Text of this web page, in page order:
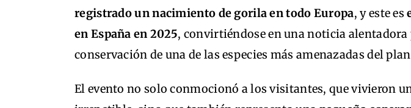
registrado un nacimiento de gorila en todo Europa, y este es
en España en 2025, convirtiéndose en una noticia alentadora
conservación de una de las especies más amenazadas del
El evento no solo conmocionó a los visitantes, que vivieron